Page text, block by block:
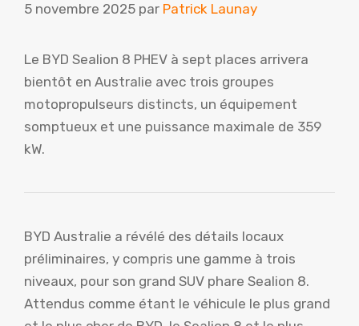
5 novembre 2025 par Patrick Launay
Le BYD Sealion 8 PHEV à sept places arrivera
bientôt en Australie avec trois groupes
motopropulseurs distincts, un équipement
somptueux et une puissance maximale de 359
kW.
BYD Australie a révélé des détails locaux
préliminaires, y compris une gamme à trois
niveaux, pour son grand SUV phare Sealion 8.
Attendus comme étant le véhicule le plus grand